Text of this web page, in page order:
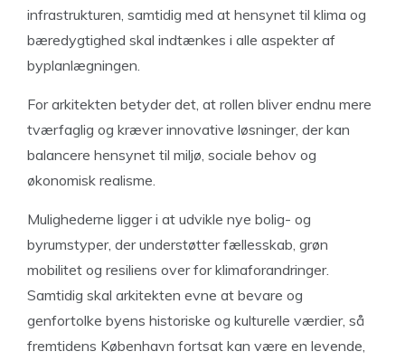
infrastrukturen, samtidig med at hensynet til klima og
bæredygtighed skal indtænkes i alle aspekter af
byplanlægningen.
For arkitekten betyder det, at rollen bliver endnu mere
tværfaglig og kræver innovative løsninger, der kan
balancere hensynet til miljø, sociale behov og
økonomisk realisme.
Mulighederne ligger i at udvikle nye bolig- og
byrumstyper, der understøtter fællesskab, grøn
mobilitet og resiliens over for klimaforandringer.
Samtidig skal arkitekten evne at bevare og
genfortolke byens historiske og kulturelle værdier, så
fremtidens København fortsat kan være en levende,